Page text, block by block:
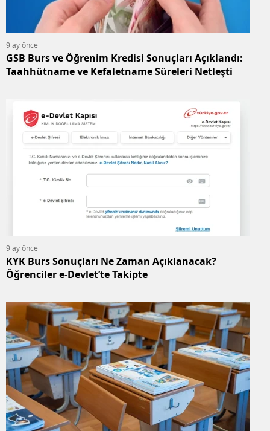
9 ay önce
GSB Burs ve Öğrenim Kredisi Sonuçları Açıklandı:
Taahhütname ve Kefaletname Süreleri Netleşti
9 ay önce
KYK Burs Sonuçları Ne Zaman Açıklanacak?
Öğrenciler e-Devlet’te Takipte